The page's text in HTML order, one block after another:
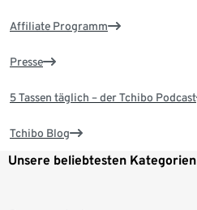
Affiliate Programm
Presse
5 Tassen täglich – der Tchibo Podcast
Tchibo Blog
Unsere beliebtesten Kategorien